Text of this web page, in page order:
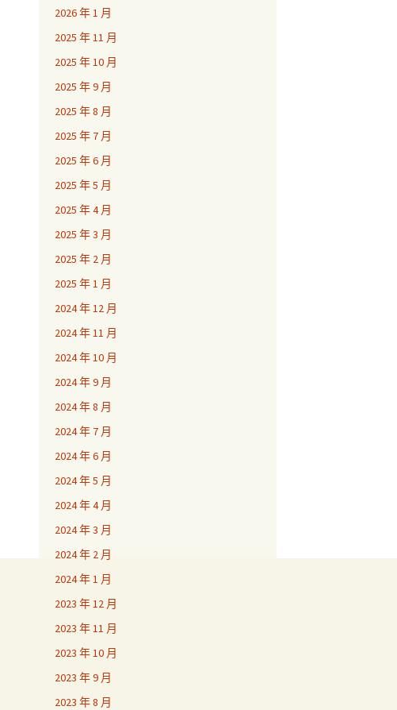
2026 年 1 月
2025 年 11 月
2025 年 10 月
2025 年 9 月
2025 年 8 月
2025 年 7 月
2025 年 6 月
2025 年 5 月
2025 年 4 月
2025 年 3 月
2025 年 2 月
2025 年 1 月
2024 年 12 月
2024 年 11 月
2024 年 10 月
2024 年 9 月
2024 年 8 月
2024 年 7 月
2024 年 6 月
2024 年 5 月
2024 年 4 月
2024 年 3 月
2024 年 2 月
2024 年 1 月
2023 年 12 月
2023 年 11 月
2023 年 10 月
2023 年 9 月
2023 年 8 月